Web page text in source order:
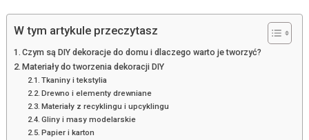
W tym artykule przeczytasz
Czym są DIY dekoracje do domu i dlaczego warto je tworzyć?
Materiały do tworzenia dekoracji DIY
Tkaniny i tekstylia
Drewno i elementy drewniane
Materiały z recyklingu i upcyklingu
Gliny i masy modelarskie
Papier i karton